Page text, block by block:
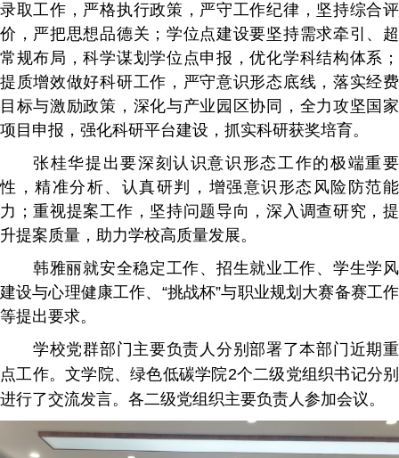
录取工作，严格执行政策，严守工作纪律，坚持综合评
价，严把思想品德关；学位点建设要坚持需求牵引、超
常规布局，科学谋划学位点申报，优化学科结构体系；
提质增效做好科研工作，严守意识形态底线，落实经费
目标与激励政策，深化与产业园区协同，全力攻坚国家
项目申报，强化科研平台建设，抓实科研获奖培育。
张桂华提出要深刻认识意识形态工作的极端重要
性，精准分析、认真研判，增强意识形态风险防范能
力；重视提案工作，坚持问题导向，深入调查研究，提
升提案质量，助力学校高质量发展。
韩雅丽就安全稳定工作、招生就业工作、学生学风
建设与心理健康工作、“挑战杯”与职业规划大赛备赛工作
等提出要求。
学校党群部门主要负责人分别部署了本部门近期重
点工作。文学院、绿色低碳学院2个二级党组织书记分别
进行了交流发言。各二级党组织主要负责人参加会议。